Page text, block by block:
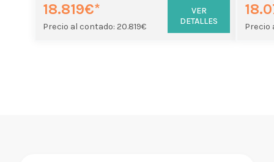
18.819€*
Precio al contado: 20.819€
VER
DETALLES
Precio